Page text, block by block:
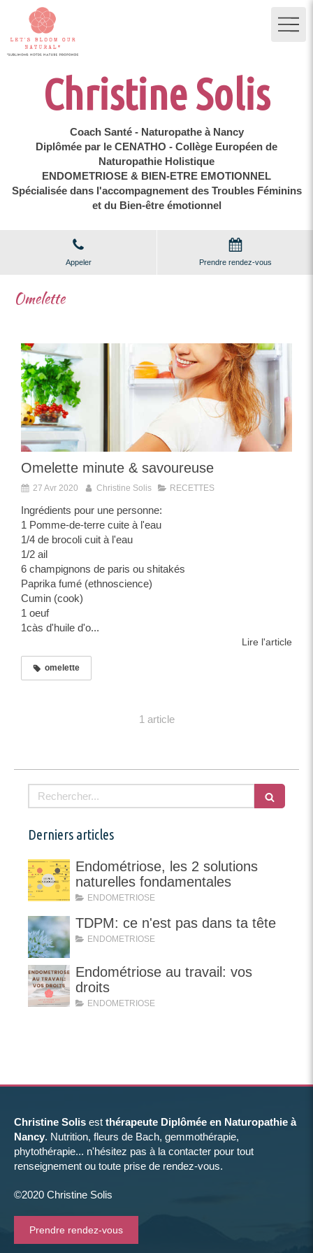
Christine Solis
Coach Santé - Naturopathe à Nancy
Diplômée par le CENATHO - Collège Européen de
Naturopathie Holistique
ENDOMETRIOSE & BIEN-ETRE EMOTIONNEL
Spécialisée dans l'accompagnement des Troubles Féminins
et du Bien-être émotionnel
Appeler Prendre rendez-vous
Omelette
Omelette minute & savoureuse
27 Avr 2020 Christine Solis RECETTES
Ingrédients pour une personne:
1 Pomme-de-terre cuite à l'eau
1/4 de brocoli cuit à l'eau
1/2 ail
6 champignons de paris ou shitakés
Paprika fumé (ethnoscience)
Cumin (cook)
1 oeuf
1càs d'huile d'o...
Lire l'article
omelette
1 article
Rechercher
Derniers articles
Endométriose, les 2 solutions
naturelles fondamentales
ENDOMETRIOSE
TDPM: ce n'est pas dans ta tête
ENDOMETRIOSE
Endométriose au travail: vos
droits
ENDOMETRIOSE
Christine Solis est thérapeute Diplômée en Naturopathie à
Nancy. Nutrition, fleurs de Bach, gemmothérapie,
phytothérapie... n'hésitez pas à la contacter pour tout
renseignement ou toute prise de rendez-vous.
©2020 Christine Solis
Prendre rendez-vous